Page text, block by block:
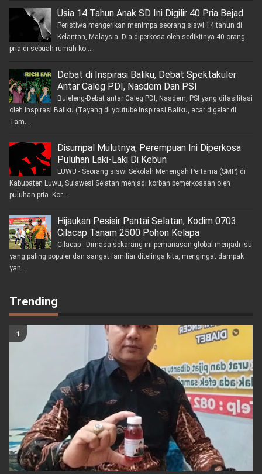
Usia 14 Tahun Anak SD Ini Digilir 40 Pria Bejad
Peristiwa mengerikan menimpa seorang siswi 14 tahun di
Kelantan, Malaysia. Dia diperkosa oleh sedikitnya 40 orang
pria di sebuah rumah ko...
Debat di Inspirasi Baliku, Debat Spektakuler
Antar Caleg PDI, Nasdem Dan PSI
Buleleng-Debat antar Caleg PDI, Nasdem, PSI yang difasilitasi
oleh Inspirasi Baliku (Tayang di youtube inspirasi Baliku, acar digelar di
Tam...
Disumpal Mulutnya, Perempuan Ini Diperkosa
Puluhan Laki-Laki Di Kebun
LUWU - Seorang siswi Sekolah Menengah Pertama (SMP) di
Kabupaten Luwu, Sulawesi Selatan menjadi korban pemerkosaan oleh
puluhan pria. Kor...
Hijaukan Pesisir Pantai Selatan, Kodim 0703
Cilacap Tanam 2500 Pohon Kelapa
Cilacap - Dimasa sekarang ini pemanasan global menjadi isu
yang paling populer dan sangat familiar ditelinga kita, mengingat dampak
yan...
Trending